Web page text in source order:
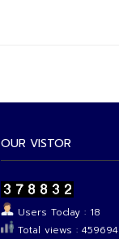
OUR VISTOR
Users Today : 18
Total views : 459694